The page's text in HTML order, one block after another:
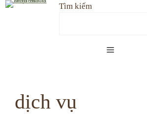
Skip
Tìm kiếm
Menu
dịch vụ